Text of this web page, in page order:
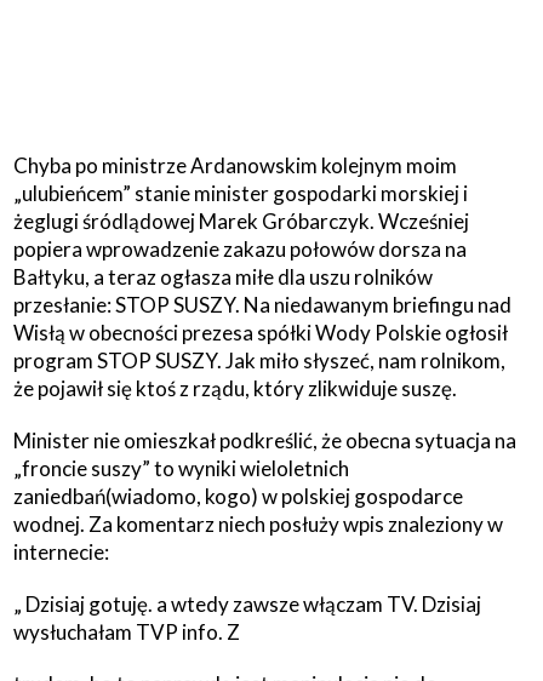
Chyba po ministrze Ardanowskim kolejnym moim
„ulubieńcem” stanie minister gospodarki morskiej i
żeglugi śródlądowej Marek Gróbarczyk. Wcześniej
popiera wprowadzenie zakazu połowów dorsza na
Bałtyku, a teraz ogłasza miłe dla uszu rolników
przesłanie: STOP SUSZY. Na niedawanym briefingu nad
Wisłą w obecności prezesa spółki Wody Polskie ogłosił
program STOP SUSZY. Jak miło słyszeć, nam rolnikom,
że pojawił się ktoś z rządu, który zlikwiduje suszę.
Minister nie omieszkał podkreślić, że obecna sytuacja na
„froncie suszy” to wyniki wieloletnich
zaniedbań(wiadomo, kogo) w polskiej gospodarce
wodnej. Za komentarz niech posłuży wpis znaleziony w
internecie:
„ Dzisiaj gotuję. a wtedy zawsze włączam TV. Dzisiaj
wysłuchałam TVP info. Z